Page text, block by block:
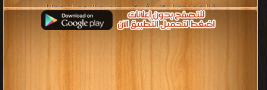
قراءة و تحميل كتب في كتب هندسة البرمجيات مجانا
[ 16 كتاب/كتب ]